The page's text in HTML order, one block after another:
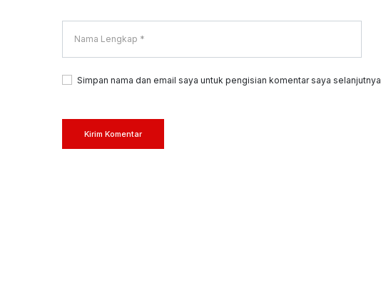
Simpan nama dan email saya untuk pengisian komentar saya selanjutnya
Kirim Komentar